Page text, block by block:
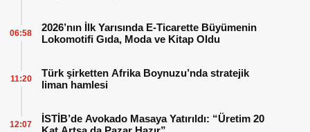
2026’nın İlk Yarısında E-Ticarette Büyümenin
Lokomotifi Gıda, Moda ve Kitap Oldu
06:58
Türk şirketten Afrika Boynuzu’nda stratejik
liman hamlesi
11:20
İSTİB’de Avokado Masaya Yatırıldı: “Üretim 20
12:07